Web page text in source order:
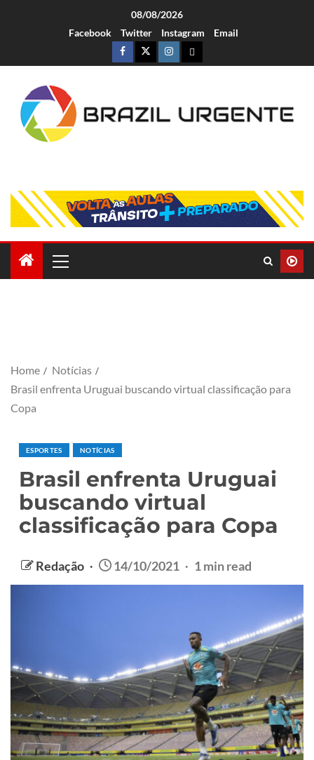
08/08/2026
Facebook
Twitter Instagram Email
Home
Notícias
Brasil enfrenta Uruguai buscando virtual classificação para
Copa
ESPORTES NOTÍCIAS
Brasil enfrenta Uruguai
buscando virtual
classificação para Copa
Redação 14/10/2021 1 min read